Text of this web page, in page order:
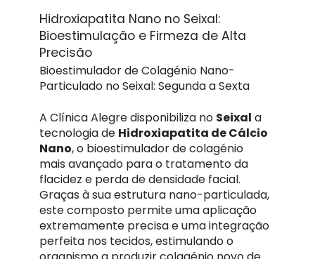
Hidroxiapatita Nano no Seixal:
Bioestimulação e Firmeza de Alta
Precisão
Bioestimulador de Colagénio Nano-
Particulado no Seixal: Segunda a Sexta
A Clínica Alegre disponibiliza no Seixal a
tecnologia de Hidroxiapatita de Cálcio
Nano, o bioestimulador de colagénio
mais avançado para o tratamento da
flacidez e perda de densidade facial.
Graças à sua estrutura nano-particulada,
este composto permite uma aplicação
extremamente precisa e uma integração
perfeita nos tecidos, estimulando o